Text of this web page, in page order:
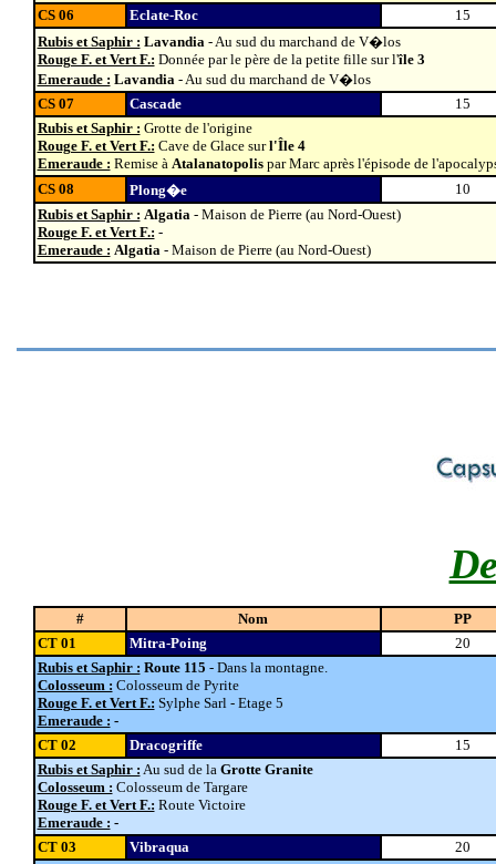
CS 06
Eclate-Roc
15
Rubis et Saphir : Lavandia- Au sud du marchand de V�los
Rouge F. et Vert F.: Donnée par le père de la petite fille sur l'île 3
Emeraude : Lavandia- Au sud du marchand de V�los
CS 07
Cascade
15
Rubis et Saphir : Grotte de l'origine
Rouge F. et Vert F.: Cave de Glace surl'Île 4
Emeraude : Remise à Atalanatopolispar Marc après l'épisode de
CS 08
Plong�e
10
Rubis et Saphir : Algatia- Maison de Pierre(au Nord-Ouest)
Rouge F. et Vert F.: -
Emeraude : Algatia- Maison de Pierre(au Nord-Ouest)
# Nom
PP
CT 01
Mitra-Poing
20
Rubis et Saphir : Route 115 - Dans la montagne.
Colosseum : Colosseum de Pyrite
Rouge F. et Vert F.: Sylphe Sarl - Etage 5
Emeraude : -
CT 02
Dracogriffe
15
Rubis et Saphir : Au sud de la Grotte Granite
Colosseum : Colosseum de Targare
Rouge F. et Vert F.: Route Victoire
Emeraude : -
CT 03
Vibraqua
20